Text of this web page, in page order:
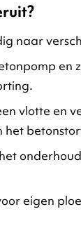
naar
en
vlotte en
het
eigen